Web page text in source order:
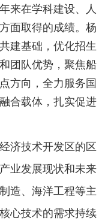
来在学科建设、人
面取得的成绩。杨
建基础，优化招生
团队优势，聚焦船
方向，全力服务国
合载体，扎实促进
济技术开发区的区
业发展现状和未来
造、海洋工程等主
心技术的需求持续